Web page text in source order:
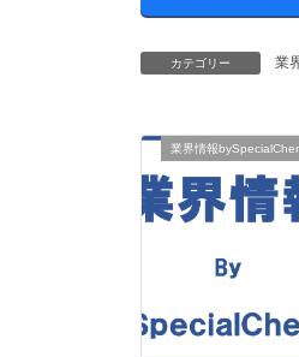
カテゴリー 業
業界情報